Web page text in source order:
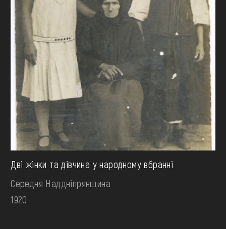
Дві жінки та дівчина у народному вбранні
Середня Наддніпрянщина
1920